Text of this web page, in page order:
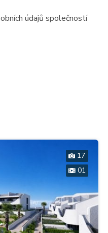
údajů společností
17
01